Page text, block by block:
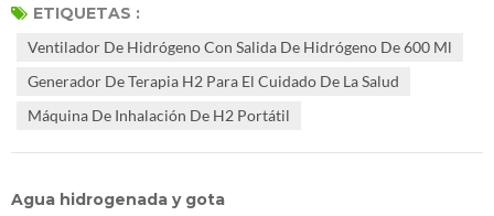
de hidrógeno de 600 ml a pacientes con paro cardíaco causado por
d...
ETIQUETAS :
Ventilador De Hidrógeno Con Salida De Hidrógeno De 600 Ml
Generador De Terapia H2 Para El Cuidado De La Salud
Máquina De Inhalación De H2 Portátil
Agua hidrogenada y gota